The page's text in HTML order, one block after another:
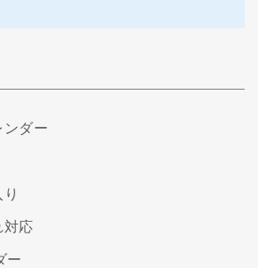
ンダー
対応
ー